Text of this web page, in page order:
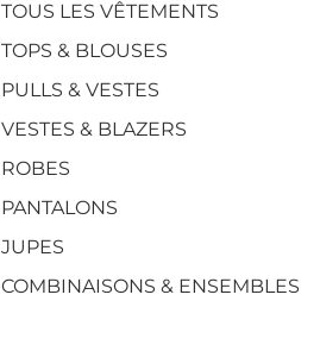
TOUS LES VÊTEMENTS
TOPS & BLOUSES
PULLS & VESTES
VESTES & BLAZERS
ROBES
PANTALONS
JUPES
COMBINAISONS & ENSEMBLES